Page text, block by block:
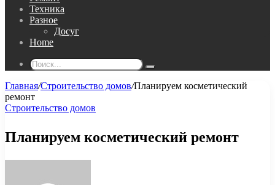
Техника
Разное
Досуг
Home
Поиск...
Главная/Строительство домов/Планируем косметический
ремонт
Строительство домов
Планируем косметический ремонт